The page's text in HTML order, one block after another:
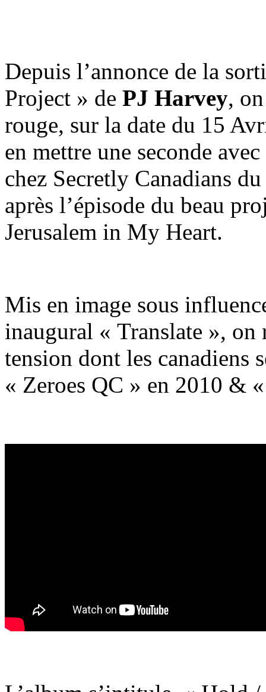
Depuis l’annonce de la
Project » de PJ Harvey,
rouge, sur la date du 15
en mettre une seconde
chez Secretly Canadians
après l’épisode du beau
Jerusalem in My Heart.
Mis en image sous
inaugural « Translate », on
tension dont les canadiens
« Zeroes QC » en 2010 &